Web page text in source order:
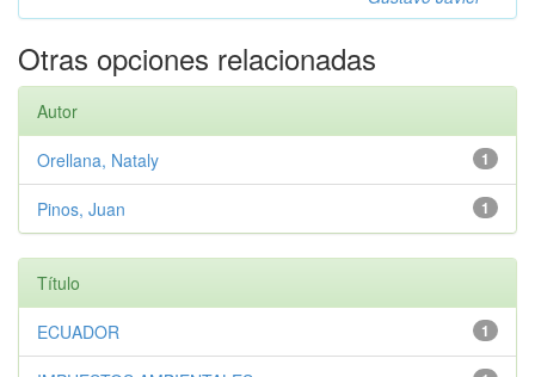
Otras opciones relacionadas
Autor
1
Orellana, Nataly
1
Pinos, Juan
Título
1
ECUADOR